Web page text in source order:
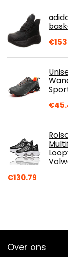
€
€
€130.79
Over ons